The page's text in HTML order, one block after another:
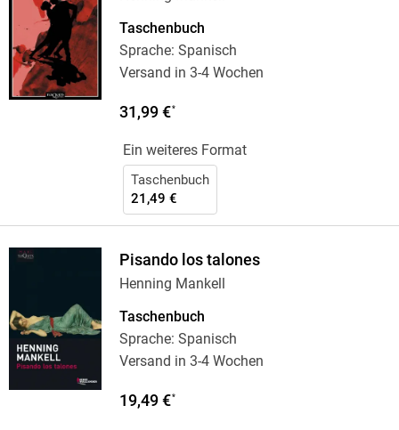
Taschenbuch
Sprache: Spanisch
Versand in 3-4 Wochen
31,99 €*
Ein weiteres Format
Taschenbuch
21,49 €
Pisando los talones
Henning Mankell
Taschenbuch
Sprache: Spanisch
Versand in 3-4 Wochen
19,49 €*